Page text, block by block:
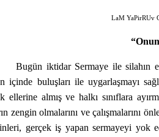
LaM YaPirRUv
Bugün iktidar Sermaye ile silahın
içinde buluşları ile uygarlaşmayı
ellerine almış ve halkı sınıflara
zengin olmalarını ve çalışmalarını
gerçek iş yapan sermayeyi yok